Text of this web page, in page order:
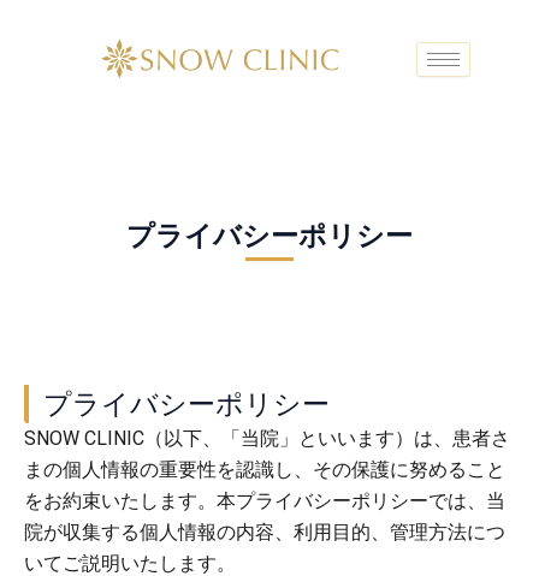
プライバシーポリシー
プライバシーポリシー
SNOW CLINIC（以下、「当院」といいます）は、患者さ
まの個人情報の重要性を認識し、その保護に努めること
をお約束いたします。本プライバシーポリシーでは、当
院が収集する個人情報の内容、利用目的、管理方法につ
いてご説明いたします。